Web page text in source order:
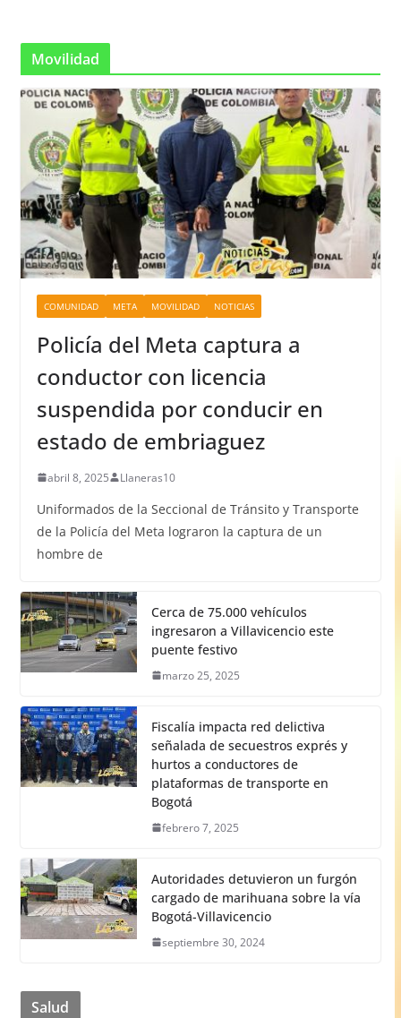
Movilidad
COMUNIDAD META MOVILIDAD NOTICIAS
Policía del Meta captura a
conductor con licencia
suspendida por conducir en
estado de embriaguez
abril 8, 2025 Llaneras10
Uniformados de la Seccional de Tránsito y Transporte
de la Policía del Meta lograron la captura de un
hombre de
Cerca de 75.000 vehículos
ingresaron a Villavicencio este
puente festivo
marzo 25, 2025
Fiscalía impacta red delictiva
señalada de secuestros exprés y
hurtos a conductores de
plataformas de transporte en
Bogotá
febrero 7, 2025
Autoridades detuvieron un furgón
cargado de marihuana sobre la vía
Bogotá-Villavicencio
septiembre 30, 2024
Salud